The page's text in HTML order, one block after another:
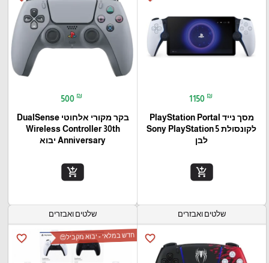
1150 ₪
מסך נייד PlayStation Portal‎
לקונסולת Sony PlayStation 5
לבן
add_shopping_cart
500 ₪
בקר מקורי אלחוטי DualSense
Wireless Controller 30th
Anniversary יבוא
add_shopping_cart
שלטים ואבזרים
favorite_border
שלטים ואבזרים
favorite_border חדש במלאי - יבוא מקביל😍